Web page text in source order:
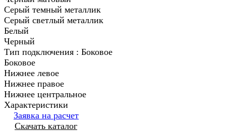
Серый темный металлик
Серый светлый металлик
Белый
Черный
Тип подключения : Боковое
Боковое
Нижнее левое
Нижнее правое
Нижнее центральное
Характеристики
Заявка на расчет
Скачать каталог